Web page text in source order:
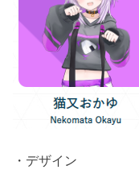
・デザイン